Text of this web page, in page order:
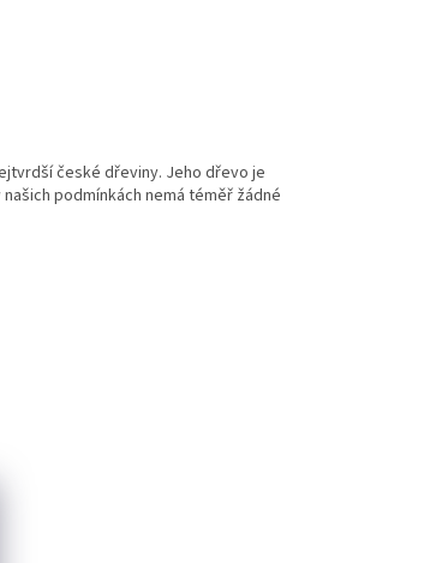
české dřeviny. Jeho dřevo je
podmínkách nemá téměř žádné